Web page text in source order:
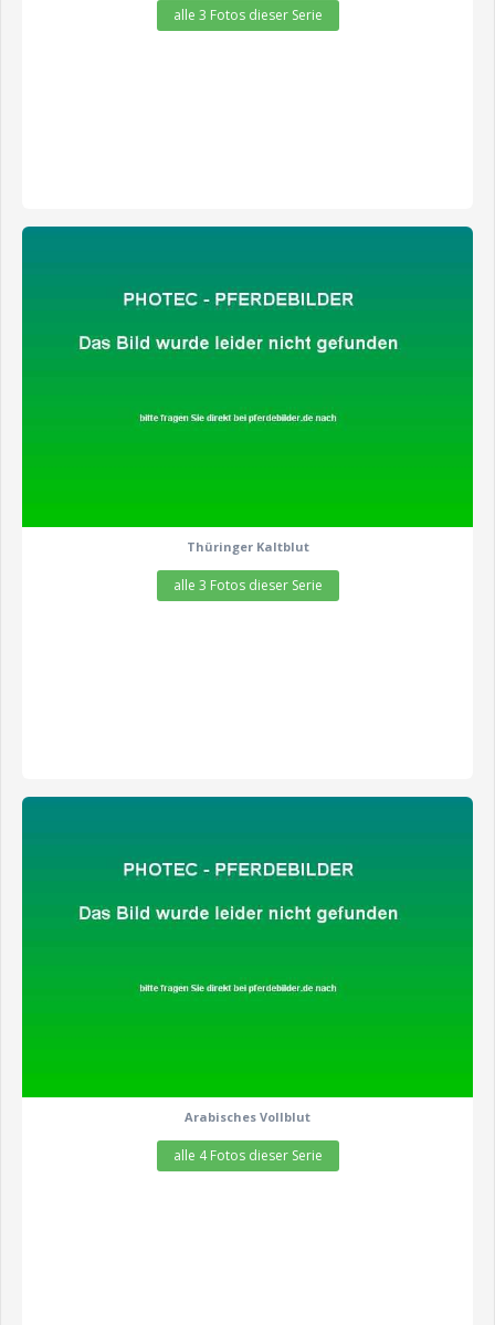
alle 3 Fotos dieser Serie
Thüringer Kaltblut
alle 3 Fotos dieser Serie
Arabisches Vollblut
alle 4 Fotos dieser Serie